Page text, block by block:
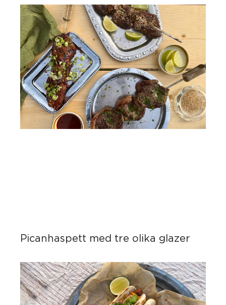
Picanhaspett med tre olika glazer